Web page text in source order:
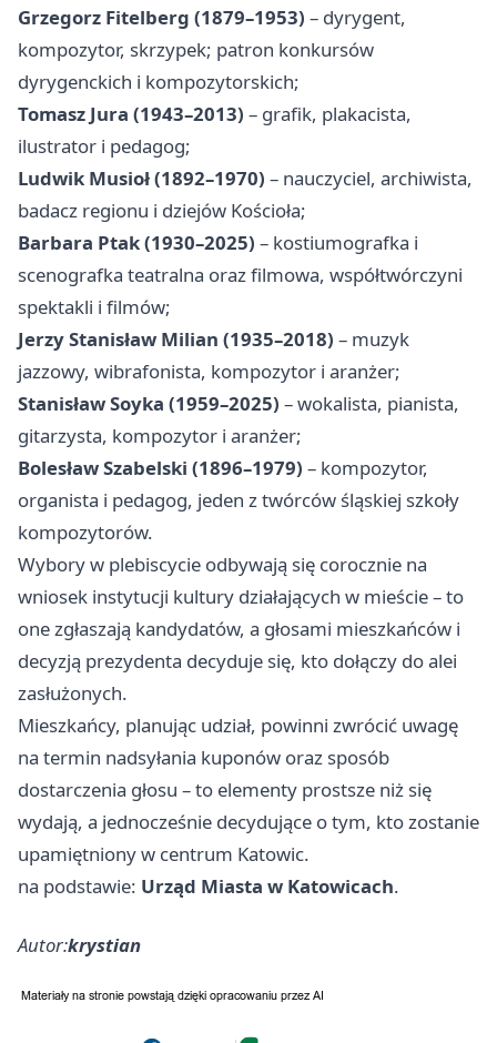
Grzegorz Fitelberg (1879–1953) – dyrygent,
kompozytor, skrzypek; patron konkursów
dyrygenckich i kompozytorskich;
Tomasz Jura (1943–2013) – grafik, plakacista,
ilustrator i pedagog;
Ludwik Musioł (1892–1970) – nauczyciel, archiwista,
badacz regionu i dziejów Kościoła;
Barbara Ptak (1930–2025) – kostiumografka i
scenografka teatralna oraz filmowa, współtwórczyni
spektakli i filmów;
Jerzy Stanisław Milian (1935–2018) – muzyk
jazzowy, wibrafonista, kompozytor i aranżer;
Stanisław Soyka (1959–2025) – wokalista, pianista,
gitarzysta, kompozytor i aranżer;
Bolesław Szabelski (1896–1979) – kompozytor,
organista i pedagog, jeden z twórców śląskiej szkoły
kompozytorów.
Wybory w plebiscycie odbywają się corocznie na
wniosek instytucji kultury działających w mieście – to
one zgłaszają kandydatów, a głosami mieszkańców i
decyzją prezydenta decyduje się, kto dołączy do alei
zasłużonych.
Mieszkańcy, planując udział, powinni zwrócić uwagę
na termin nadsyłania kuponów oraz sposób
dostarczenia głosu – to elementy prostsze niż się
wydają, a jednocześnie decydujące o tym, kto zostanie
upamiętniony w centrum Katowic.
na podstawie: Urząd Miasta w Katowicach.
Autor:krystian